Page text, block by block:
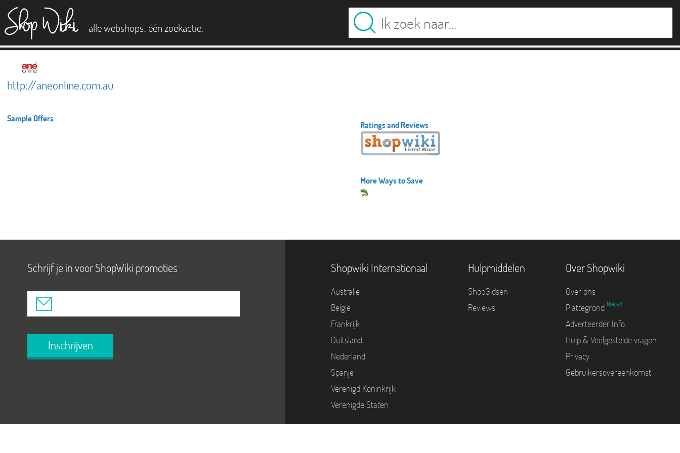
alle webshops. één zoekactie.
http://aneonline.com.au
Sample Offers
Ratings and Reviews
More Ways to Save
Schrijf je in voor ShopWiki promoties
Inschrijven
Shopwiki Internationaal
Australië
België
Frankrijk
Duitsland
Nederland
Spanje
Verenigd Koninkrijk
Verenigde Staten
Hulpmiddelen
ShopGidsen
Reviews
Over Shopwiki
Over ons
Plattegrond Nieuw!
Adverteerder Info
Hulp & Veelgestelde vragen
Privacy
Gebruikersovereenkomst